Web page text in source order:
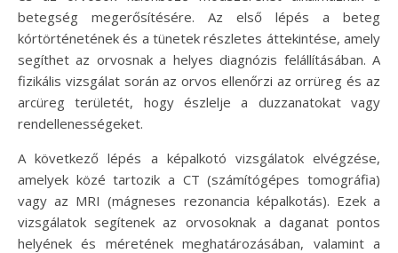
betegség megerősítésére. Az első lépés a beteg
kórtörténetének és a tünetek részletes áttekintése, amely
segíthet az orvosnak a helyes diagnózis felállításában. A
fizikális vizsgálat során az orvos ellenőrzi az orrüreg és az
arcüreg területét, hogy észlelje a duzzanatokat vagy
rendellenességeket.
A következő lépés a képalkotó vizsgálatok elvégzése,
amelyek közé tartozik a CT (számítógépes tomográfia)
vagy az MRI (mágneses rezonancia képalkotás). Ezek a
vizsgálatok segítenek az orvosoknak a daganat pontos
helyének és méretének meghatározásában, valamint a